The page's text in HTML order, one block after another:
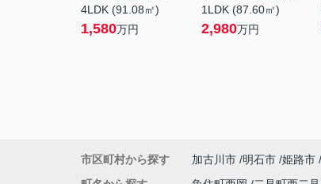
4LDK (91.08㎡)
1,580万円
1LDK (87.60㎡)
2,980万円
市区町村から探す 加古川市 明石市 姫路市